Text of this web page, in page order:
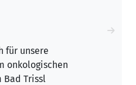
für unsere
onkologischen
Bad Trissl